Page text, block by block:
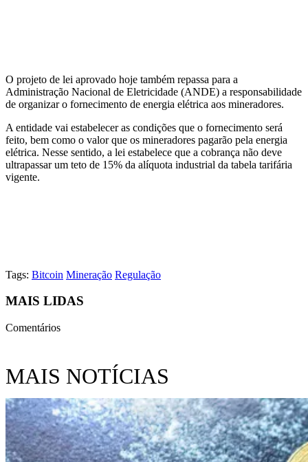
O projeto de lei aprovado hoje também repassa para a
Administração Nacional de Eletricidade (ANDE) a responsabilidade
de organizar o fornecimento de energia elétrica aos mineradores.
A entidade vai estabelecer as condições que o fornecimento será
feito, bem como o valor que os mineradores pagarão pela energia
elétrica. Nesse sentido, a lei estabelece que a cobrança não deve
ultrapassar um teto de 15% da alíquota industrial da tabela tarifária
vigente.
Tags: Bitcoin Mineração Regulação
MAIS LIDAS
Comentários
MAIS NOTÍCIAS